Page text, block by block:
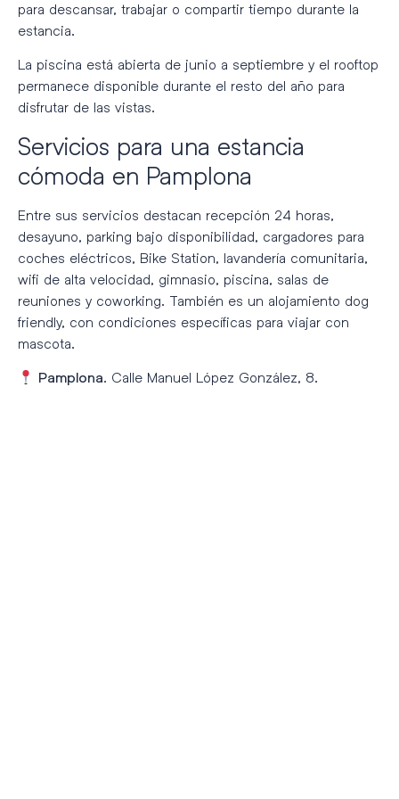
para descansar, trabajar o compartir tiempo durante la
estancia.
La piscina está abierta de junio a septiembre y el rooftop
permanece disponible durante el resto del año para
disfrutar de las vistas.
Servicios para una estancia
cómoda en Pamplona
Entre sus servicios destacan recepción 24 horas,
desayuno, parking bajo disponibilidad, cargadores para
coches eléctricos, Bike Station, lavandería comunitaria,
wifi de alta velocidad, gimnasio, piscina, salas de
reuniones y coworking. También es un alojamiento dog
friendly, con condiciones específicas para viajar con
mascota.
Pamplona. Calle Manuel López González, 8.